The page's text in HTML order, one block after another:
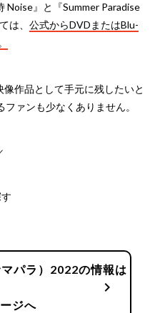
Noise』と『Summer Paradise
は、 公式からDVDまたはBlu-
作品として手元に残したいと
ァンも少なくありません。
パラ）2022の情報は
ジへ
chevron_right